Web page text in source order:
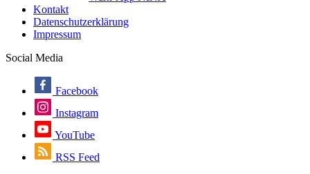
Kontakt
Datenschutzerklärung
Impressum
Social Media
Facebook
Instagram
YouTube
RSS Feed